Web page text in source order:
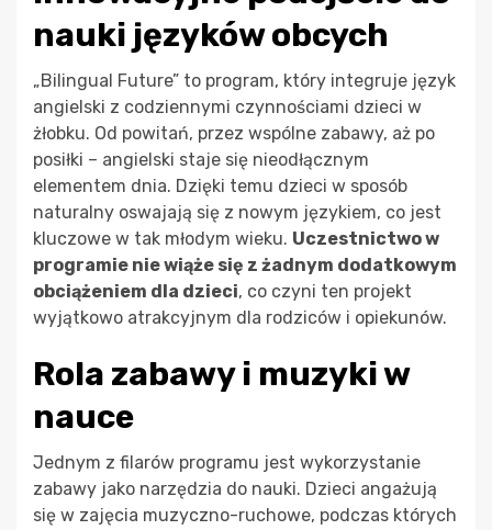
nauki języków obcych
„Bilingual Future” to program, który integruje język
angielski z codziennymi czynnościami dzieci w
żłobku. Od powitań, przez wspólne zabawy, aż po
posiłki – angielski staje się nieodłącznym
elementem dnia. Dzięki temu dzieci w sposób
naturalny oswajają się z nowym językiem, co jest
kluczowe w tak młodym wieku. Uczestnictwo w
programie nie wiąże się z żadnym dodatkowym
obciążeniem dla dzieci, co czyni ten projekt
wyjątkowo atrakcyjnym dla rodziców i opiekunów.
Rola zabawy i muzyki w
nauce
Jednym z filarów programu jest wykorzystanie
zabawy jako narzędzia do nauki. Dzieci angażują
się w zajęcia muzyczno-ruchowe, podczas których